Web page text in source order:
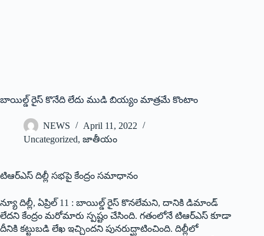
బాయిల్డ్ ‌రైస్‌ ‌కొనేది లేదు ముడి బియ్యం మాత్రమే కొంటాం
NEWS
April 11, 2022
Uncategorized, జాతీయం
టిఆర్‌ఎస్‌ ‌దిల్లీ సభపై కేంద్రం సమాధానం
న్యూ దిల్లీ, ఏప్రిల్‌ 11 : ‌బాయిల్డ్ ‌రైస్‌ ‌కొనలేమని, దానికి డిమాండ్‌
‌లేదని కేంద్రం మరోమారు స్పష్టం చేసింది. గతంలోనే టిఆర్‌ఎస్‌ ‌కూడా
దీనికి కట్టుబడి లేఖ ఇచ్చిందని పునరుద్ఘాటించింది. దిల్లీలో